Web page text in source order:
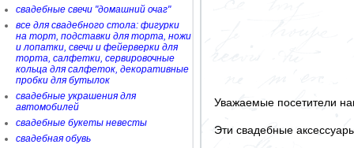
свадебные свечи "домашний очаг"
все для свадебного стола: фигурки
на торт, подставки для торта, ножи
и лопатки, свечи и фейерверки для
торта, салфетки, сервировочные
кольца для салфеток, декоративные
пробки для бутылок
свадебные украшения для
автомобилей
свадебные букеты невесты
свадебная обувь
Уважаемые посетители
Эти свадебные